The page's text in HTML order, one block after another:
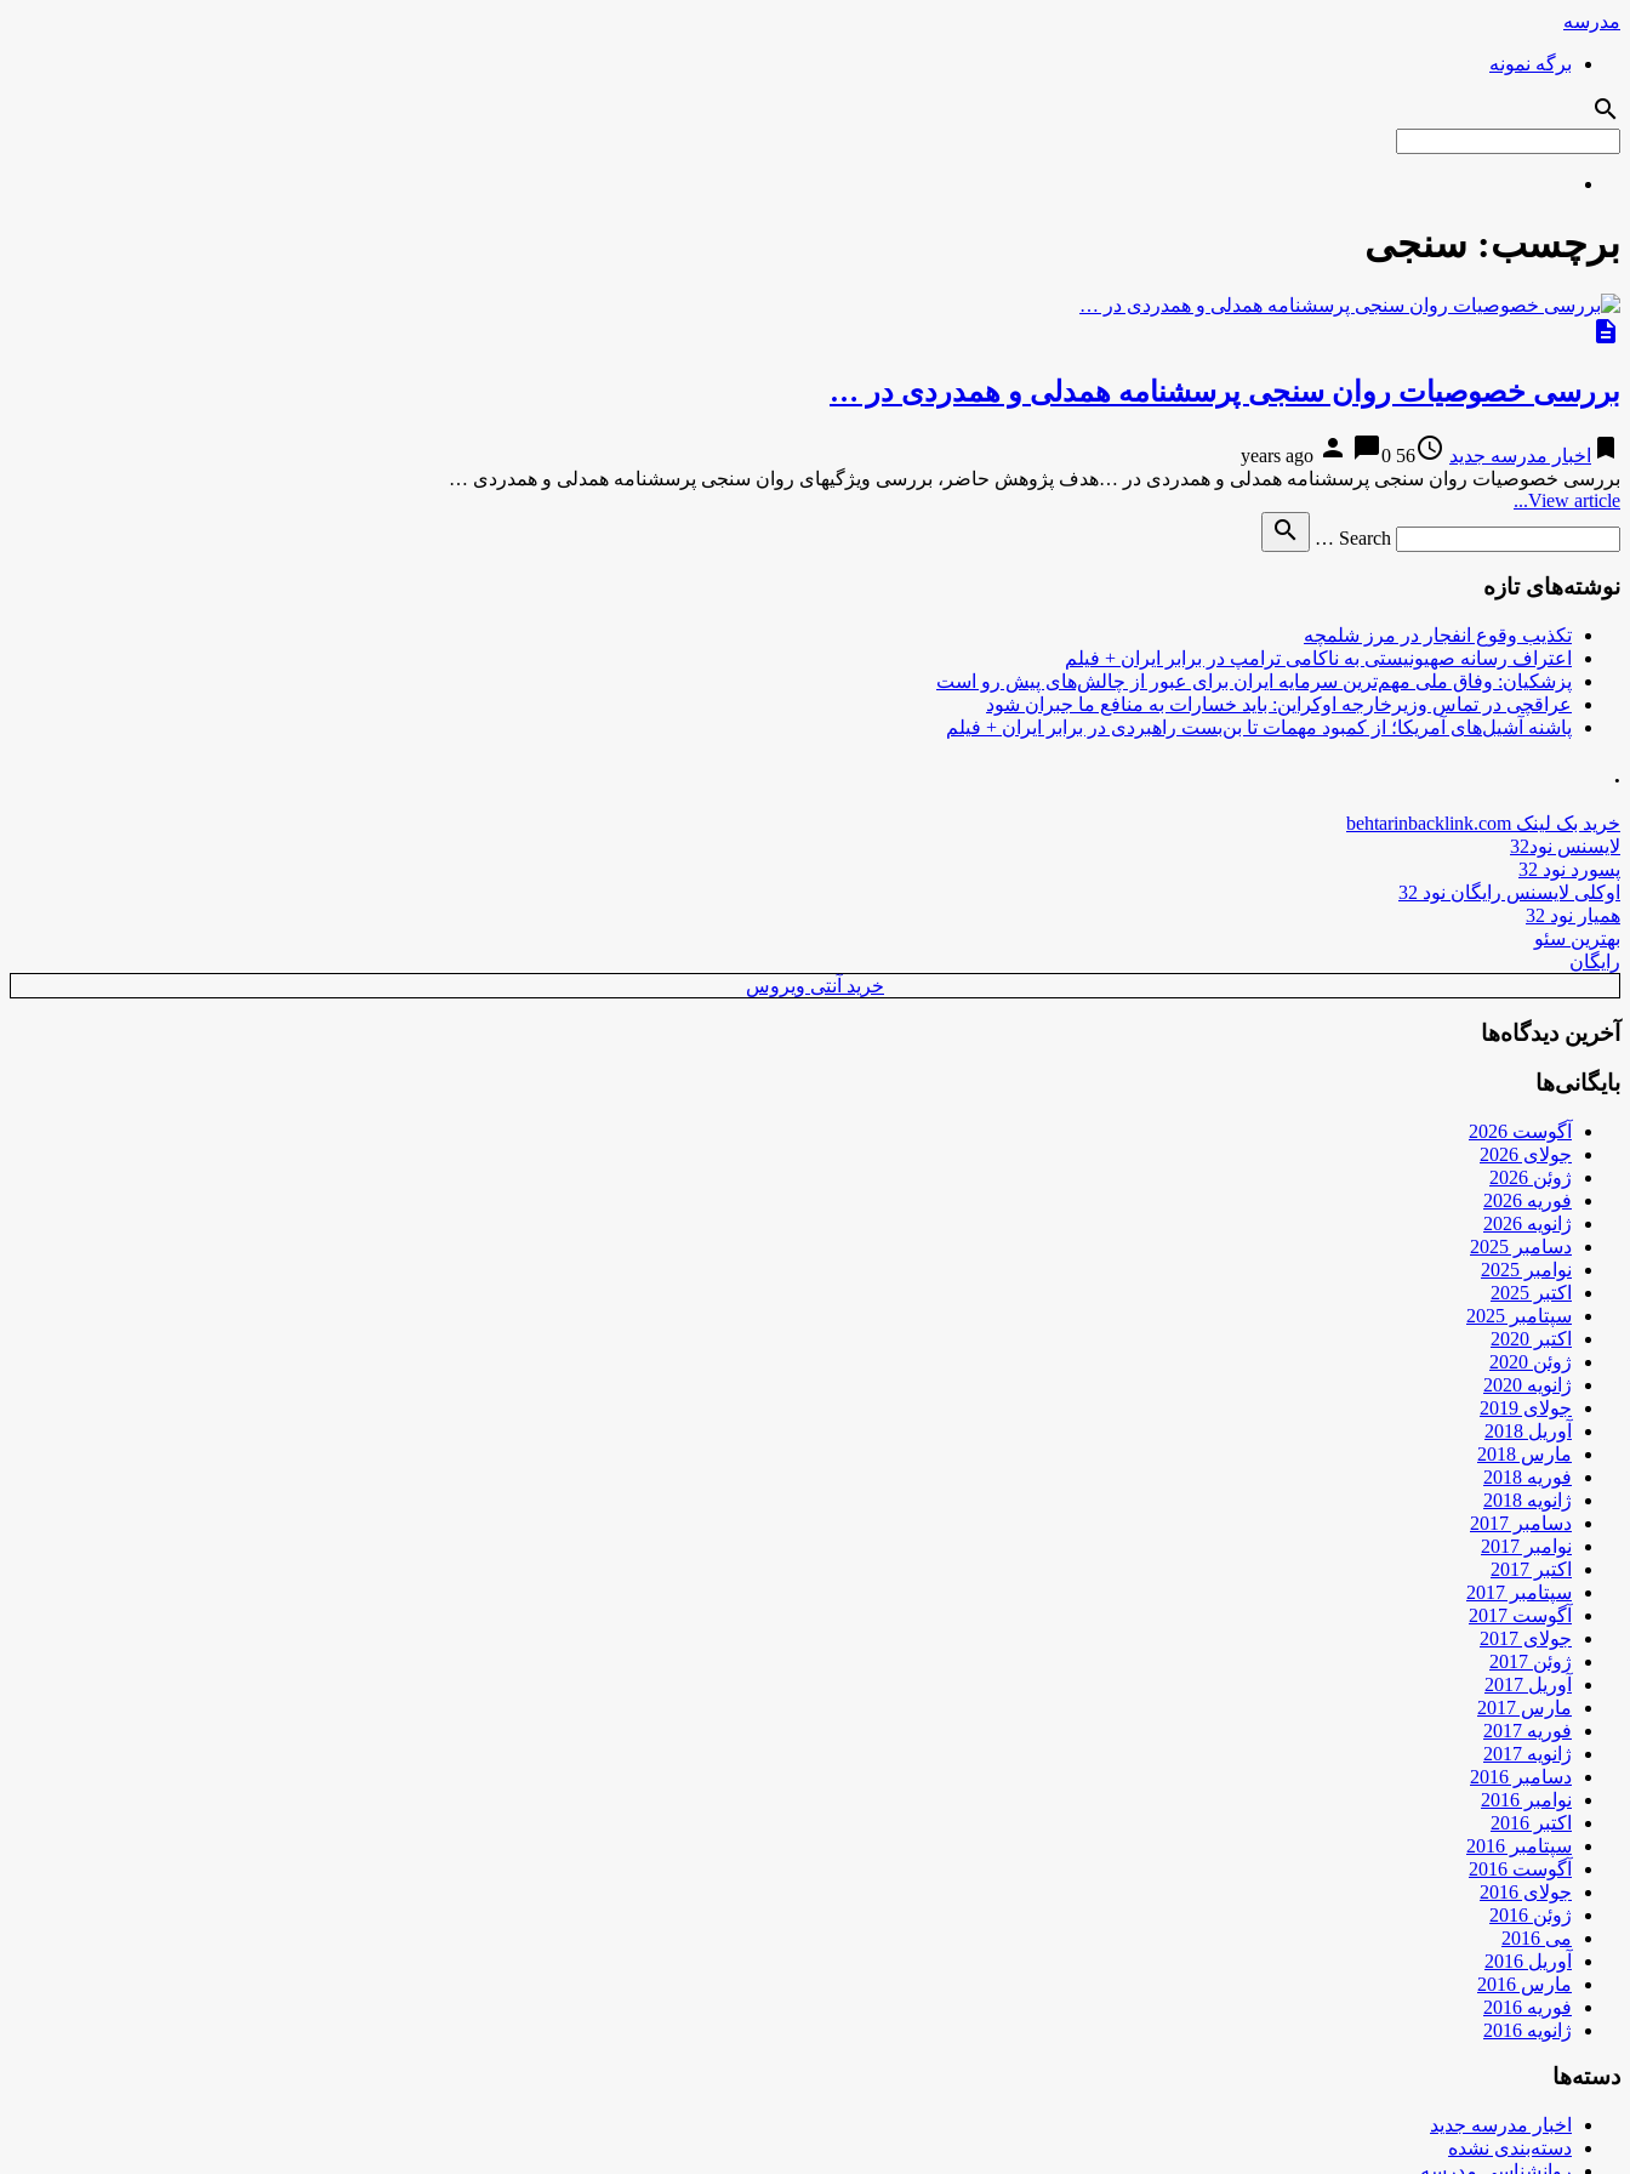
مدرسه
برگه نمونه
search
برچسب: سنجی
description
بررسی خصوصیات روان سنجی پرسشنامه همدلی و همدردی در …
bookmark اخبار مدرسه جدید access_time
56 years ago
person chat_bubble0
بررسی خصوصیات روان سنجی پرسشنامه همدلی و همدردی در …هدف پژوهش حاضر، بررسی ویژگی­های روان­ سنجی پرسشنامه همدلی و همدردی …
View article...
Search …
search
نوشته‌های تازه
تکذیب وقوع انفجار در مرز شلمچه
اعتراف رسانه صهیونیستی به ناکامی ترامپ در برابر ایران + فیلم
پزشکیان: وفاق ملی مهم‌ترین سرمایه ایران برای عبور از چالش‌های پیش رو است
عراقچی در تماس وزیرخارجه اوکراین: باید خسارات به منافع ما جبران شود
پاشنه آشیل‌های آمریکا؛ از کمبود مهمات تا بن‌بست راهبردی در برابر ایران + فیلم
.
خرید بک لینک behtarinbacklink.com
لایسنس نود32
پسورد نود 32
اوکلی لایسنس رایگان نود 32
همیار نود 32
بهترین سئو
رایگان
خرید آنتی ویروس
آخرین دیدگاه‌ها
بایگانی‌ها
آگوست 2026
جولای 2026
ژوئن 2026
فوریه 2026
ژانویه 2026
دسامبر 2025
نوامبر 2025
اکتبر 2025
سپتامبر 2025
اکتبر 2020
ژوئن 2020
ژانویه 2020
جولای 2019
آوریل 2018
مارس 2018
فوریه 2018
ژانویه 2018
دسامبر 2017
نوامبر 2017
اکتبر 2017
سپتامبر 2017
آگوست 2017
جولای 2017
ژوئن 2017
آوریل 2017
مارس 2017
فوریه 2017
ژانویه 2017
دسامبر 2016
نوامبر 2016
اکتبر 2016
سپتامبر 2016
آگوست 2016
جولای 2016
ژوئن 2016
می 2016
آوریل 2016
مارس 2016
فوریه 2016
ژانویه 2016
دسته‌ها
اخبار مدرسه جدید
دسته‌بندی نشده